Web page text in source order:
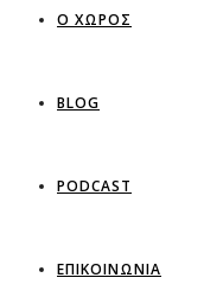
Ο ΧΩΡΟΣ
BLOG
PODCAST
ΕΠΙΚΟΙΝΩΝΙΑ